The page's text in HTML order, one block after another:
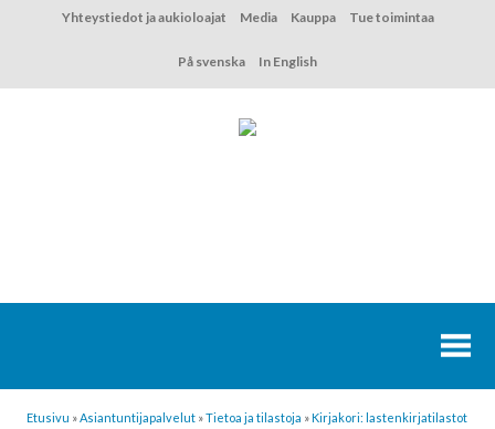
Yhteystiedot ja aukioloajat Media Kauppa Tue toimintaa
På svenska In English
Etusivu » Asiantuntija­palvelut »Tietoa ja tilastoja »Kirjakori: lastenkirjatilastot